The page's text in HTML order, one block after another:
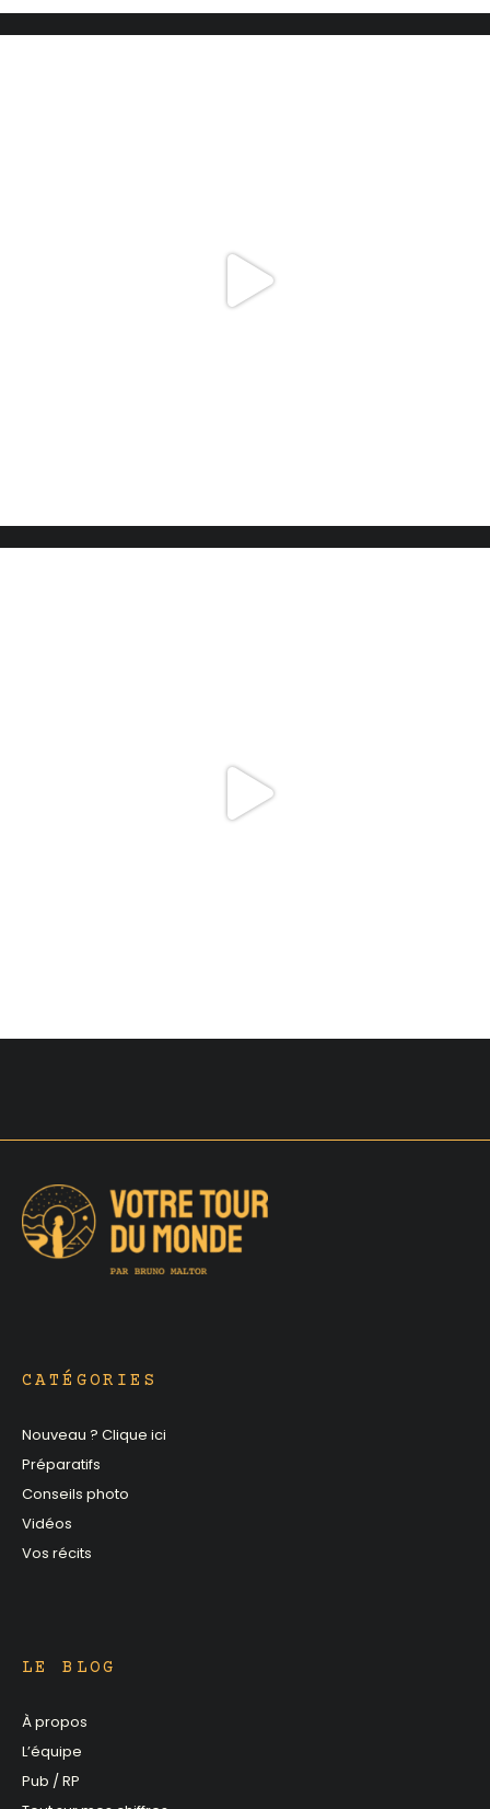
CATÉGORIES
Nouveau ? Clique ici
Préparatifs
Conseils photo
Vidéos
Vos récits
LE BLOG
À propos
L’équipe
Pub / RP